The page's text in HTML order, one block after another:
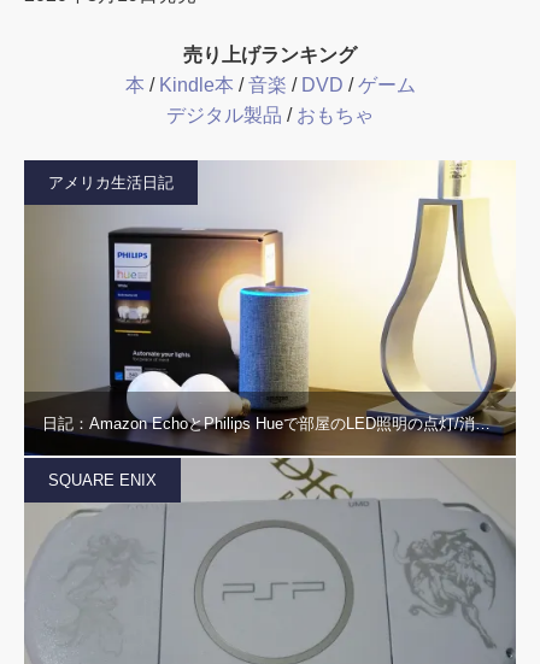
売り上げランキング
本 / Kindle本 /音楽 / DVD /ゲーム
デジタル製品 / おもちゃ
アメリカ生活日記
日記：Amazon EchoとPhilips Hueで部屋のLED照明の点灯/消…
SQUARE ENIX